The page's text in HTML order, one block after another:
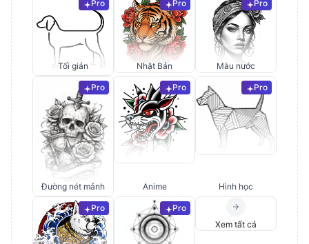
Pro
Tối giản
Pro
Nhật Bản
Pro
Màu nước
Pro
Đường nét mảnh
Pro
Anime
Pro
Hình học
Pro Pro
Xem tất cả